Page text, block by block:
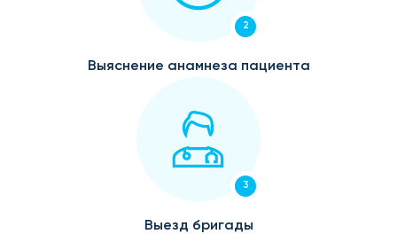
2
Выяснение анамнеза пациента
3
Выезд бригады